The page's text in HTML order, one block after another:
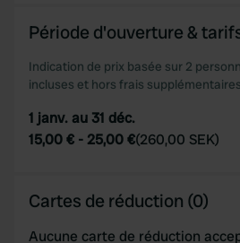
Période d'ouverture &
Indication de prix basée sur 2
incluses et hors frais
1 janv. au 31 déc.
15,00 € - 25,00 €(260,00 SEK)
Cartes de réduction (0)
Aucune carte de réduction